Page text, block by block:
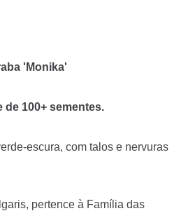
'Monika'
de 100+ sementes.
escura, com talos e nervuras
pertence à Família das